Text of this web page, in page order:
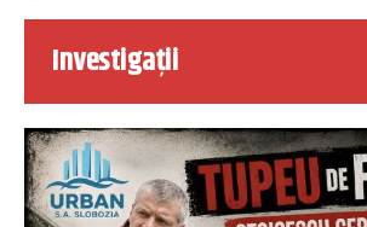
Investigații